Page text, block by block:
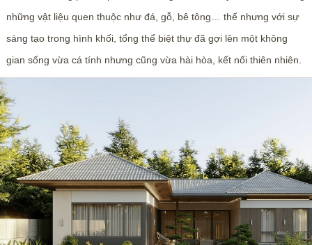
những vật liệu quen thuộc như đá, gỗ, bê tông… thế nhưng với sự
sáng tạo trong hình khối, tổng thể biệt thự đã gợi lên một không
gian sống vừa cá tính nhưng cũng vừa hài hòa, kết nối thiên nhiên.